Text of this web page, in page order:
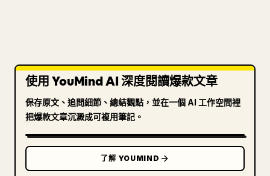
使用 YouMind AI 深度閱讀爆款文章
保存原文、追問細節、總結觀點，並在一個 AI 工作空間裡
把爆款文章沉澱成可複用筆記。
了解 YOUMIND